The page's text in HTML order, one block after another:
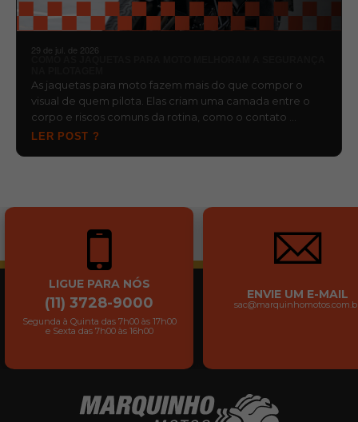
29 de jul. de 2026
As jaquetas para moto fazem mais do que compor o
visual de quem pilota. Elas criam uma camada entre o
corpo e riscos comuns da rotina, como o contato …
LER POST ?
LIGUE PARA NÓS
(11) 3728-9000
Segunda à Quinta das 7h00 às 17h00
e Sexta das 7h00 às 16h00
ENVIE UM E-MAIL